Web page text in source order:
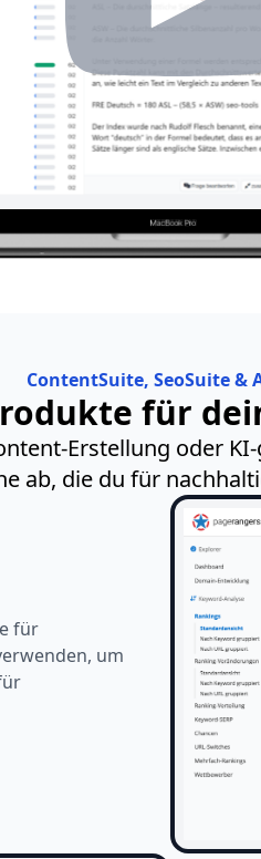
ContentSuite, SeoSuite &
für
Erstellung oder
ab, die du für
für
um